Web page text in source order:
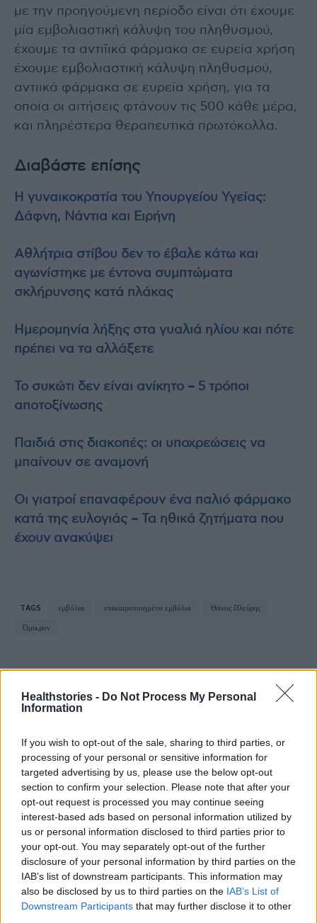
Healthstories - Do Not Process My Personal
Information
If you wish to opt-out of the sale, sharing to third parties, or
processing of your personal or sensitive information for
targeted advertising by us, please use the below opt-out
section to confirm your selection. Please note that after your
opt-out request is processed you may continue seeing
interest-based ads based on personal information utilized by
us or personal information disclosed to third parties prior to
your opt-out. You may separately opt-out of the further
disclosure of your personal information by third parties on the
IAB’s list of downstream participants. This information may
also be disclosed by us to third parties on the IAB’s List of
Downstream Participants that may further disclose it to other
με την προηγούμενη περίοδο είναι ότι έχουμε
μία εμβολιαστική κάλυψη του πληθυσμού,
έχουμε τα αντιϊικά φάρμακα σε ευρεία χρήση
έχουμε εμβολιαστική κάλυψη πληθυσμού,
αντιικά φάρμακα σε ευρεία χρήση, για τα
οποία οι αιτήσεις φτάνουν τις 500 κάθε μέρα,
και πληρέστερα θεραπευτικά πρωτόκολλα.
Διαβάστε επίσης
Η γυναικοκρατία του Υπουργείου Υγείας:
Δάφνη, Νάντια και Ειρήνη
Aθλήτρια στίβου δεν το έβαλε κάτω και
αγωνίστηκε με έντονα συμπτώματα
σκλήρυνσης κατά πλάκας
Ημερομηνία λήξης στα γυαλιά ηλίου και πότε
πρέπει να τα αλλάξετε
Το συκώτι δεν είναι ανίκητο – 5 τρόποι
αποτοξίνωσης
Παιδιά στις διακοπές: οι υποχρεώσεις να
μπαίνουν σε αναμονή
Οι γιατροί επαναφέρουν ένα παλιό φάρμακο
κατά της ευλογιάς – Τα ηθικά ζητήματα που
έχουν ανακύψει
TAGS εμβόλια επικαιροποιημένα εμβόλια
Θάνος Πλεύρης
Όμικρον
healthstories